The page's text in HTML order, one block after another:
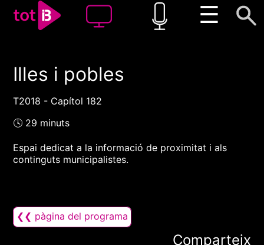
☰
00:00 00:00
1x
Illes i pobles
T2018 - Capítol 182
🕓 29 minuts
Espai dedicat a la informació de proximitat i als
continguts municipalistes.
❮❮ pàgina del programa
Comparteix